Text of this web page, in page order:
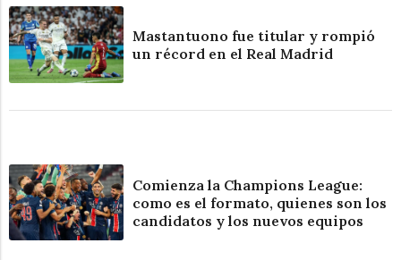
Mastantuono fue titular y rompió
un récord en el Real Madrid
Comienza la Champions League:
como es el formato, quienes son los
candidatos y los nuevos equipos